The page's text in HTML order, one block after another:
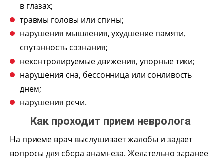
в глазах;
травмы головы или спины;
нарушения мышления, ухудшение памяти,
спутанность сознания;
неконтролируемые движения, упорные тики;
нарушения сна, бессонница или сонливость
днем;
нарушения речи.
Как проходит прием невролога
На приеме врач выслушивает жалобы и задает
вопросы для сбора анамнеза. Желательно заранее